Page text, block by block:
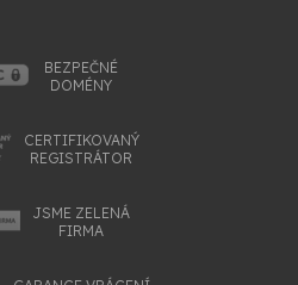
BEZPEČNÉ
DOMÉNY
CERTIFIKOVANÝ
REGISTRÁTOR
JSME ZELENÁ
FIRMA